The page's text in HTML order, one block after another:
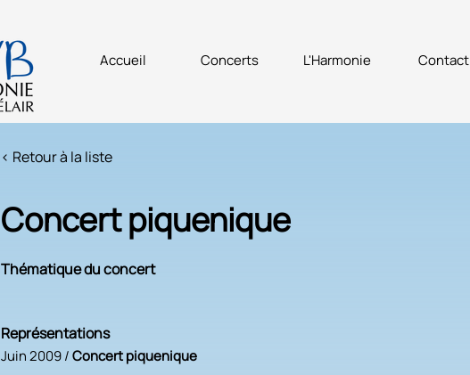
Accueil Concerts L'Harmonie Contact
< Retour à la liste
Concert piquenique
Thématique du concert
Représentations
Juin 2009 /Concert piquenique